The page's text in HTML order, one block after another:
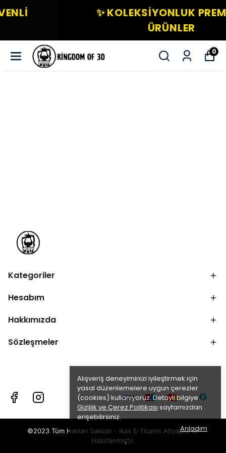
✨ KOLEKSIYONLUK PREMIUM
ÜRÜNLER
0
Alışveriş deneyiminizi iyileştirmek için
yasal düzenlemelere uygun çerezler
(cookies) kullanıyoruz. Detaylı bilgiye
Gizlilik ve Çerez Politikası sayfamızdan
erişebilirsiniz.
Anladım
Kategoriler
Hesabım
Hakkımızda
Sözleşmeler
©2023 Tüm Hakları Saklıdır - ikas E-Ticaret Altyapısı ile
Hazırlanmıştır.